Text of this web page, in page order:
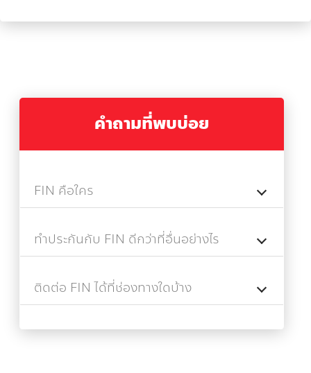
คำถามที่พบบ่อย
FIN คือใคร
ทำประกันกับ FIN ดีกว่าที่อื่นอย่างไร
ติดต่อ FIN ได้ที่ช่องทางใดบ้าง